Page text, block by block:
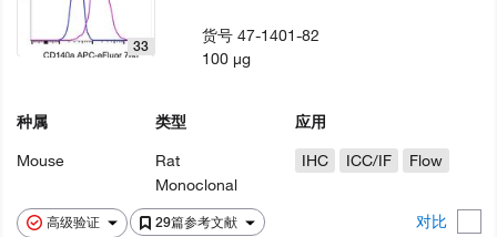
高级验证 29篇参考文献 对比
33
种属
Mouse
类型
Rat
Monoclonal
应用
IHC
ICC/IF Flow
货号47-1401-82
100 µg